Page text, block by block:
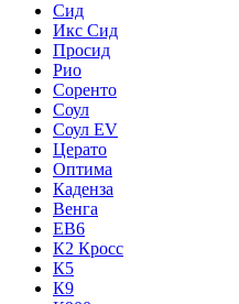
Заозерная 50/2
Сид
Икс Сид
Просид
Рио
Соренто
Соул
Соул EV
Церато
Оптима
Каденза
Венга
ЕВ6
К2 Кросс
К5
К9